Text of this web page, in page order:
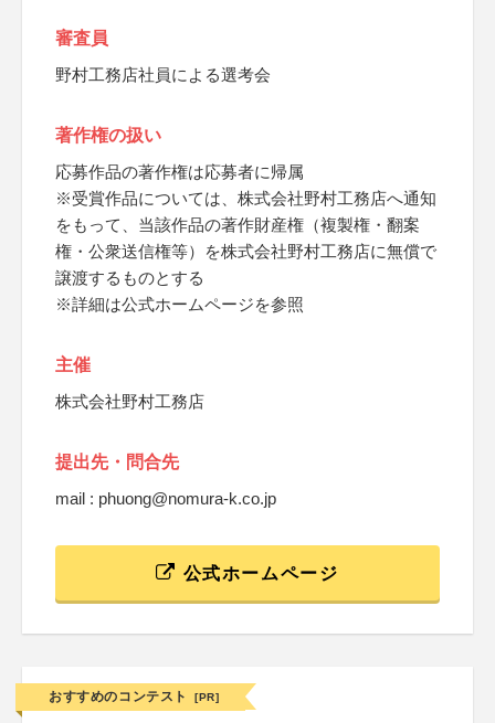
審査員
野村工務店社員による選考会
著作権の扱い
応募作品の著作権は応募者に帰属
※受賞作品については、株式会社野村工務店へ通知
をもって、当該作品の著作財産権（複製権・翻案
権・公衆送信権等）を株式会社野村工務店に無償で
譲渡するものとする
※詳細は公式ホームページを参照
主催
株式会社野村工務店
提出先・問合先
mail : phuong@nomura-k.co.jp
公式ホームページ
おすすめのコンテスト [PR]